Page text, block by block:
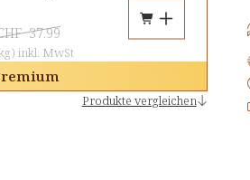
37.99
) inkl. MwSt
Produkte vergleichen